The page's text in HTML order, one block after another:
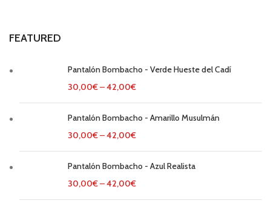
FEATURED
Pantalón Bombacho - Verde Hueste del Cadí
30,00€–42,00€
Pantalón Bombacho - Amarillo Musulmán
30,00€–42,00€
Pantalón Bombacho - Azul Realista
30,00€–42,00€